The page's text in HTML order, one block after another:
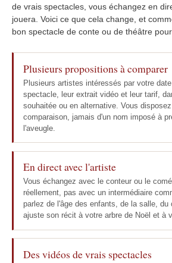
de vrais spectacles, vous échangez en
jouera. Voici ce que cela change, et
bon spectacle de conte ou de théâtre
Plusieurs propositions à comparer
Plusieurs artistes intéressés par votre
spectacle, leur extrait vidéo et leur tarif,
souhaitée ou en alternative. Vous
comparaison, jamais d'un nom imposé à
l'aveugle.
En direct avec l'artiste
Vous échangez avec le conteur ou le
réellement, pas avec un intermédiaire
parlez de l'âge des enfants, de la salle, du
ajuste son récit à votre arbre de Noël et à
Des vidéos de vrais spectacles